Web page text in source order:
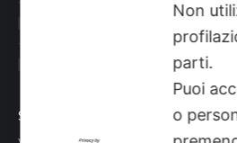
Sede
Non
parti.
Puoi
o